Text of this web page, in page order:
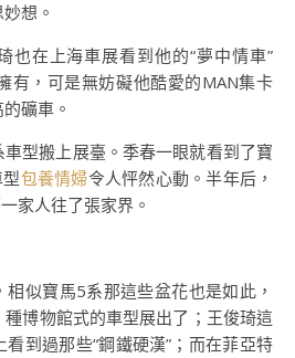
妙想。
也在上海車展看到他的“夢中情車”
，可是無妨礙他酷愛的MAN集卡
礦車。
型搬上展臺。季春一眼就看到了寶
包養情婦令人怦然心動。半年后，
家人往了張家界。
似寶馬5系那這些盆花也是如此，
博物館式的車型展出了；王俊琦這
到過那些“鋼鐵硬漢”；而在菲亞特